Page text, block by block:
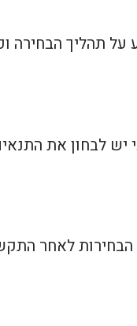
תהליך הבחירה
לבחון את
לאחר